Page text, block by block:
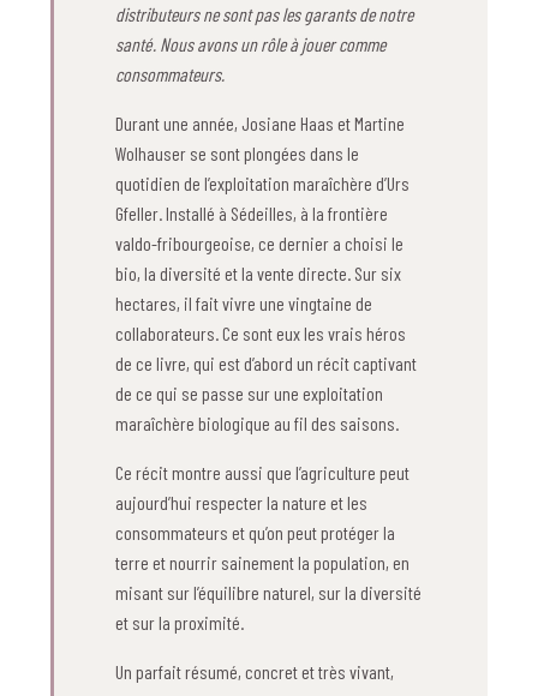
distributeurs ne sont pas les garants de notre
santé. Nous avons un rôle à jouer comme
consommateurs.
Durant une année, Josiane Haas et Martine
Wolhauser se sont plongées dans le
quotidien de l’exploitation maraîchère d’Urs
Gfeller. Installé à Sédeilles, à la frontière
valdo-fribourgeoise, ce dernier a choisi le
bio, la diversité et la vente directe. Sur six
hectares, il fait vivre une vingtaine de
collaborateurs. Ce sont eux les vrais héros
de ce livre, qui est d’abord un récit captivant
de ce qui se passe sur une exploitation
maraîchère biologique au fil des saisons.
Ce récit montre aussi que l’agriculture peut
aujourd’hui respecter la nature et les
consommateurs et qu’on peut protéger la
terre et nourrir sainement la population, en
misant sur l’équilibre naturel, sur la diversité
et sur la proximité.
Un parfait résumé, concret et très vivant,